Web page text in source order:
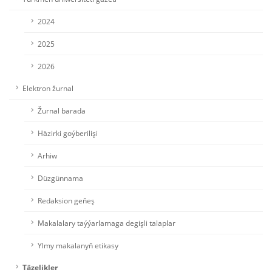
2024
2025
2026
Elektron žurnal
Žurnal barada
Häzirki goýberilişi
Arhiw
Düzgünnama
Redaksion geňeş
Makalalary taýýarlamaga degişli talaplar
Ylmy makalanyň etikasy
Täzelikler